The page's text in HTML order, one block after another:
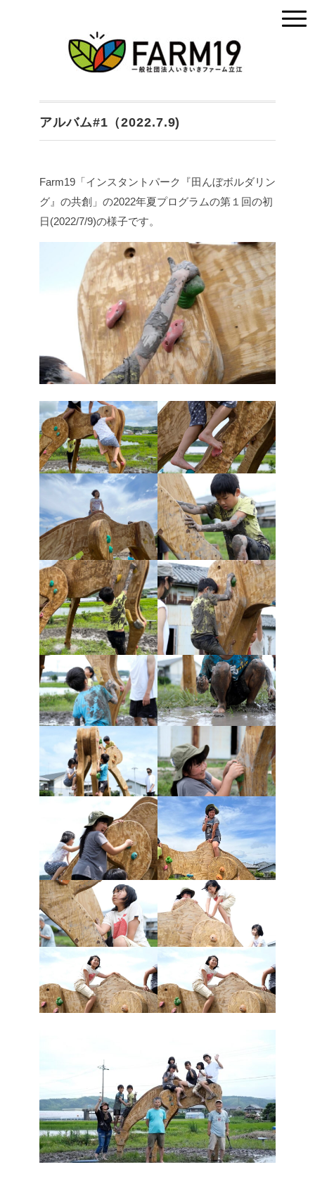
アルバム#1（2022.7.9)
Farm19「インスタントパーク『田んぼボルダリン
グ』の共創」の2022年夏プログラムの第１回の初
日(2022/7/9)の様子です。